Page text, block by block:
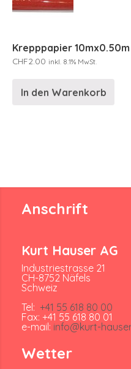
Krepppapier 10mx0.50m
CHF2.00 inkl. 8.1% MwSt.
In den Warenkorb
Anschrift
Kurt Hauser AG
Industriestrasse 21
CH-8752 Näfels
Schweiz
Tel: +41 55 618 80 00
Fax: +41 55 618 80 01
e-mail: info@kurt-
Wetter